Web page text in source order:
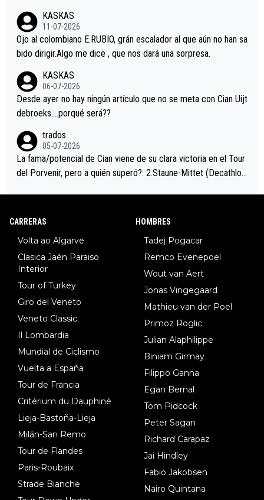
i sin pedalear, luego está el saludo con Evenepoel dándose la
mano de una manera muy fraternal, más allá de los típicos toqu
es en el hombro con que saludaba a Vingegard. Ahí hubo una in
eta, a ver si por querer poner a Del Toro con calzador en posi
ción de podio UAE y Pojacar se van complicar el tour.
KASKAS
11-07-2026
Ojo al colombiano E.RUBIO, grán escalador al que aún no han sa
bido dirigir.Algo me dice , que nos dará una sorpresa.
KASKAS
06-07-2026
Desde ayer no hay ningún artículo que no se meta con Cian Uijt
debroeks….porqué será??
trados
05-07-2026
La fama/potencial de Cian viene de su clara victoria en el Tour
del Porvenir, pero a quién superó?: 2.Staune-Mittet (Decathlon,
CARRERAS
Volta ao Algarve
Clasica Jaén Paraiso
Interior
Tour of Turkey
Giro del Veneto
Veneto Classic
Il Lombardia
Mundial de Ciclismo
Vuelta a España
Tour de Francia
Critérium du Dauphiné
Lieja-Bastoña-Lieja
Milán-San Remo
Tour de Flandes
Paris-Roubaix
Strade Bianche
HOMBRES
Tadej Pogacar
Remco Evenepoel
Wout van Aert
Jonas Vingegaard
Mathieu van der Poel
Primoz Roglic
Julian Alaphilippe
Biniam Girmay
Filippo Ganna
Egan Bernal
Tom Pidcock
Peter Sagan
Richard Carapaz
Jai Hindley
Fabio Jakobsen
Nairo Quintana